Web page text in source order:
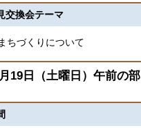
交換会テーマ
ちづくりについて
19日（土曜日）午前の部